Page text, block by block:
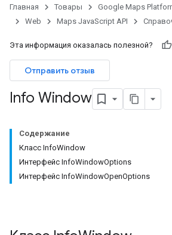
Главная Товары Google Maps
Web
Maps JavaScript API
Эта информация оказалась полезной?
Отправить отзыв
Info Window
Содержание
Класс InfoWindow
Интерфейс InfoWindowOptions
Интерфейс InfoWindowOpenOptions